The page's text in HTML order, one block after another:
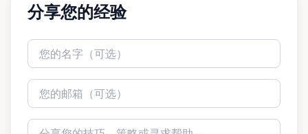
分享您的经验